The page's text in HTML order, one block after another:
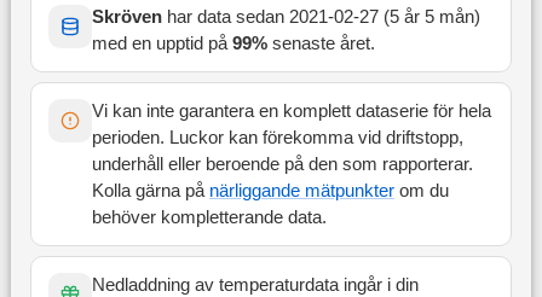
Skrövenhar data sedan 2021-02-27(5 år 5 mån)
med en upptid på99% senaste året.
Vi kan inte garantera en komplett dataserie för hela
perioden. Luckor kan förekomma vid driftstopp,
underhåll eller beroende på den som rapporterar.
Kolla gärna på närliggande mätpunkterom du
behöver kompletterande data.
Nedladdning av temperaturdata ingår i din